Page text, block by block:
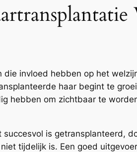
invloed hebben op het
haar begint te
hebben om zichtbaar te
is getransplanteerd,
tijdelijk is. Een goed